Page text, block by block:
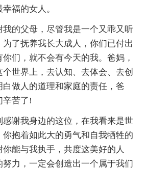
福的女人。
我的父母，尽管我是一个又乖又听
了抚养我长大成人，你们已付出
们，就不会有今天的我。爸妈，
世界上，去认知、去体会、去创
做人的道理和家庭的责任，爸
辛苦了!
感谢我身边的这位，在我看来是世
抱着如此大的勇气和自我牺牲的
能与我执手，共度这美好的人
力，一定会创造出一个属于我们